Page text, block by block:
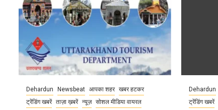
Dehardun Newsbeat आपका शहर खबर हटकर
ट्रेंडिंग खबरें ताज़ा ख़बरें न्यूज़ सोशल मीडिया वायरल
Dehardun
ट्रेंडिंग खबरें